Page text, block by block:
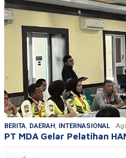
BERITA, DAERAH , INTERNASIONAL
PT MDA Gelar Pelatihan